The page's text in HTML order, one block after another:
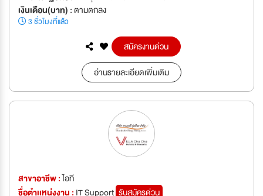
เงินเดือน(บาท) :ตามตกลง
3 ชั่วโมงที่แล้ว
สมัครงานด่วน
อ่านรายละเอียดเพิ่มเติม
สาขาอาชีพ :ไอที
ชื่อตำเเหน่งงาน : IT Support รับสมัครด่วน